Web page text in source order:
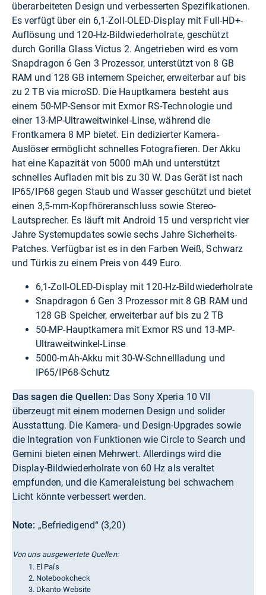
überarbeiteten Design und verbesserten Spezifikationen.
Es verfügt über ein 6,1-Zoll-OLED-Display mit Full-HD+-
Auflösung und 120-Hz-Bildwiederholrate, geschützt
durch Gorilla Glass Victus 2. Angetrieben wird es vom
Snapdragon 6 Gen 3 Prozessor, unterstützt von 8 GB
RAM und 128 GB internem Speicher, erweiterbar auf bis
zu 2 TB via microSD. Die Hauptkamera besteht aus
einem 50-MP-Sensor mit Exmor RS-Technologie und
einer 13-MP-Ultraweitwinkel-Linse, während die
Frontkamera 8 MP bietet. Ein dedizierter Kamera-
Auslöser ermöglicht schnelles Fotografieren. Der Akku
hat eine Kapazität von 5000 mAh und unterstützt
schnelles Aufladen mit bis zu 30 W. Das Gerät ist nach
IP65/IP68 gegen Staub und Wasser geschützt und bietet
einen 3,5-mm-Kopfhöreranschluss sowie Stereo-
Lautsprecher. Es läuft mit Android 15 und verspricht vier
Jahre Systemupdates sowie sechs Jahre Sicherheits-
Patches. Verfügbar ist es in den Farben Weiß, Schwarz
und Türkis zu einem Preis von 449 Euro.
6,1-Zoll-OLED-Display mit 120-Hz-Bildwiederholrate
Snapdragon 6 Gen 3 Prozessor mit 8 GB RAM und
128 GB Speicher, erweiterbar auf bis zu 2 TB
50-MP-Hauptkamera mit Exmor RS und 13-MP-
Ultraweitwinkel-Linse
5000-mAh-Akku mit 30-W-Schnellladung und
IP65/IP68-Schutz
Das sagen die Quellen: Das Sony Xperia 10 VII
überzeugt mit einem modernen Design und solider
Ausstattung. Die Kamera- und Design-Upgrades sowie
die Integration von Funktionen wie Circle to Search und
Gemini bieten einen Mehrwert. Allerdings wird die
Display-Bildwiederholrate von 60 Hz als veraltet
empfunden, und die Kameraleistung bei schwachem
Licht könnte verbessert werden.
Note: „Befriedigend“ (3,20)
Von uns ausgewertete Quellen:
El País
Notebookcheck
Dkanto Website